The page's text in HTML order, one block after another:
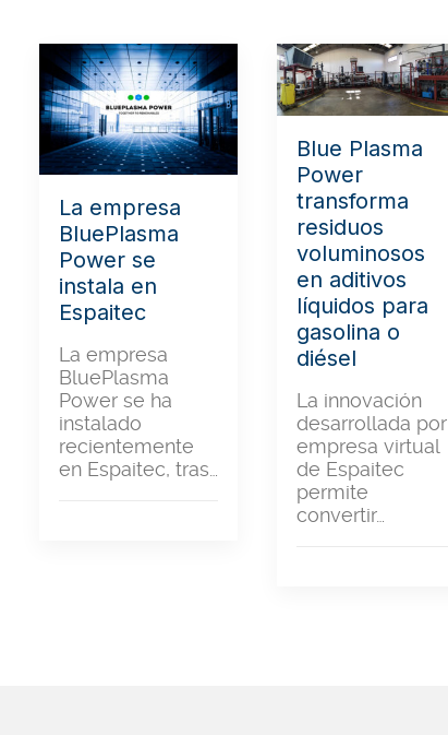
La empresa
BluePlasma
Power se
instala en
Espaitec
La empresa
BluePlasma
Power se ha
instalado
recientemente
en Espaitec, tras…
Blue Plasma
Power
transforma
residuos
voluminosos
en aditivos
líquidos para
gasolina o
diésel
La innovación
desarrollada por
empresa virtual
de Espaitec
permite
convertir…